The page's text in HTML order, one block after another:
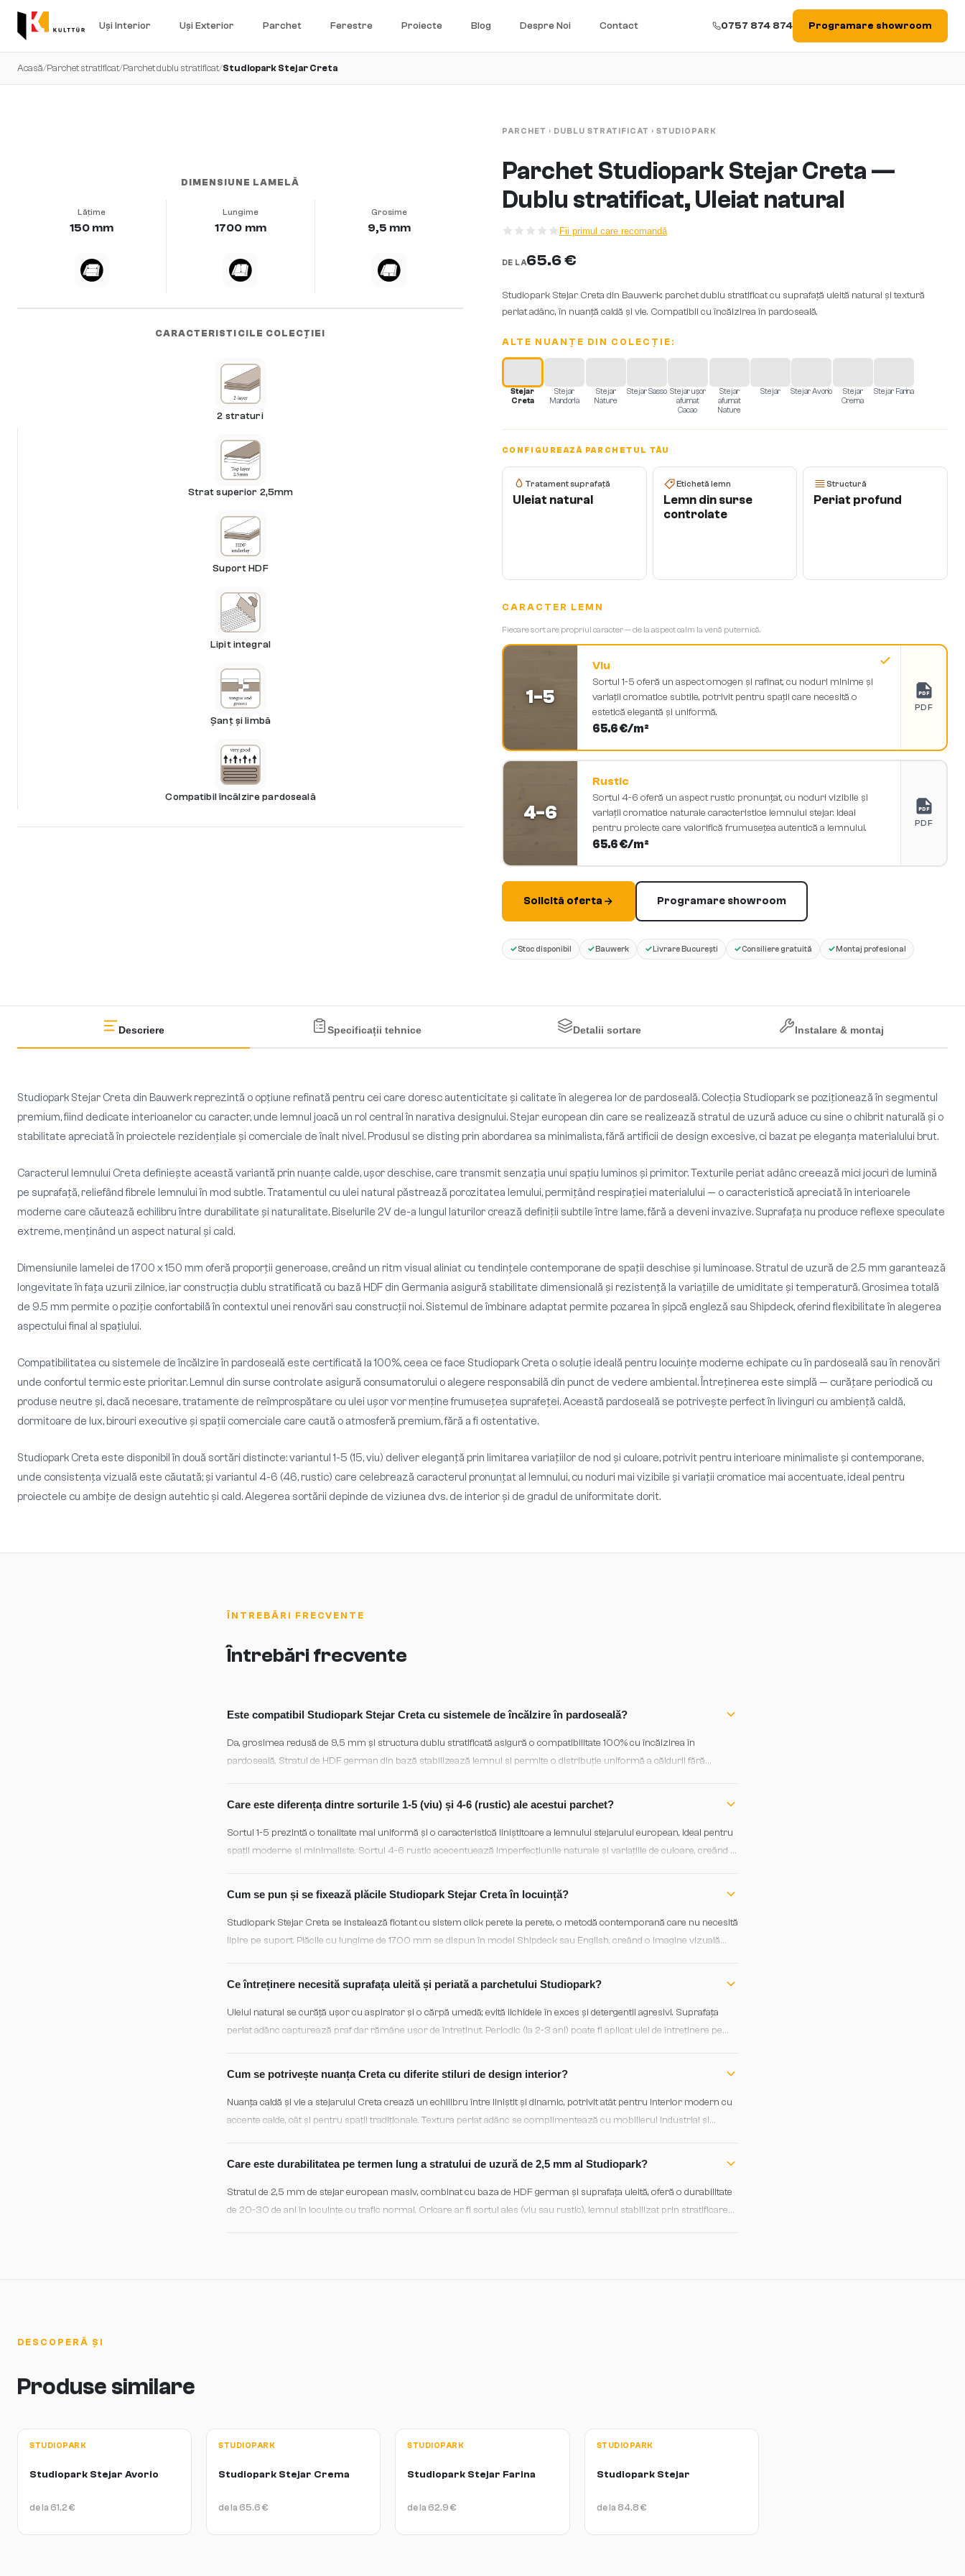
Uși Interior Uși Exterior Parchet Ferestre Proiecte Blog Despre Noi Contact 0757 874 874 Programare showroom
Acasă/Parchet stratificat/Parchet dublu stratificat/Studiopark Stejar Creta
DIMENSIUNE LAMELĂ
Lățime
150 mm
Lungime
1700 mm
Grosime
9,5 mm
CARACTERISTICILE COLECȚIEI
2 straturi
Strat superior 2,5mm
Suport HDF
Lipit integral
Șanț și limbă
Compatibil încălzire pardoseală
PARCHET › DUBLU STRATIFICAT › STUDIOPARK
Parchet Studiopark Stejar Creta —
Dublu stratificat, Uleiat natural
Fii primul care recomandă
DE LA65.6 €
Studiopark Stejar Creta din Bauwerk: parchet dublu stratificat cu suprafață uleită natural și textură
periat adânc, în nuanță caldă și vie. Compatibil cu încălzirea în pardoseală.
ALTE NUANȚE DIN COLECȚIE:
Stejar
Creta
Stejar
Mandorla
Stejar
Nature
Stejar Sasso Stejar ușor
afumat
Cacao
Stejar
afumat
Nature
Stejar Stejar Avorio
Stejar
Crema
Stejar Farina
CONFIGUREAZĂ PARCHETUL TĂU
Tratament suprafață
Uleiat natural
Etichetă lemn
Lemn din surse
controlate
Structură
Periat profund
CARACTER LEMN
Fiecare sort are propriul caracter — de la aspect calm la venă puternică.
1-5
Viu
Sortul 1-5 oferă un aspect omogen și rafinat, cu noduri minime și
variații cromatice subtile, potrivit pentru spații care necesită o
estetică elegantă și uniformă.
65.6€/m²
PDF
PDF
4-6
Rustic
Sortul 4-6 oferă un aspect rustic pronunțat, cu noduri vizibile și
variații cromatice naturale caracteristice lemnului stejar. Ideal
pentru proiecte care valorifică frumusețea autentică a lemnului.
65.6€/m²
PDF
PDF
Solicită oferta Programare showroom
✓Stoc disponibil ✓ Bauwerk ✓ Livrare București ✓Consiliere gratuită ✓ Montaj profesional
Descriere Specificații tehnice Detalii sortare Instalare & montaj
Studiopark Stejar Creta din Bauwerk reprezintă o opțiune refinată pentru cei care doresc autenticitate și calitate în alegerea lor de pardoseală. Colecția Studiopark se poziționează în segmentul
premium, fiind dedicate interioanelor cu caracter, unde lemnul joacă un rol central în narativa designului. Stejar european din care se realizează stratul de uzură aduce cu sine o chibrit naturală și o
stabilitate apreciată în proiectele rezidențiale și comerciale de înalt nivel. Produsul se disting prin abordarea sa minimalista, fără artificii de design excesive, ci bazat pe eleganța materialului brut.
Caracterul lemnului Creta definiește această variantă prin nuanțe calde, ușor deschise, care transmit senzația unui spațiu luminos și primitor. Texturile periat adânc creează mici jocuri de lumină
pe suprafață, reliefând fibrele lemnului în mod subtle. Tratamentul cu ulei natural păstrează porozitatea lemului, permițând respirației materialului — o caracteristică apreciată în interioarele
moderne care căutează echilibru între durabilitate și naturalitate. Biselurile 2V de-a lungul laturilor crează definiții subtile între lame, fără a deveni invazive. Suprafața nu produce reflexe speculate
extreme, menținând un aspect natural și cald.
Dimensiunile lamelei de 1700 x 150 mm oferă proporții generoase, creând un ritm visual aliniat cu tendințele contemporane de spații deschise și luminoase. Stratul de uzură de 2.5 mm garantează
longevitate în fața uzurii zilnice, iar construcția dublu stratificată cu bază HDF din Germania asigură stabilitate dimensională și rezistență la variațiile de umiditate și temperatură. Grosimea totală
de 9.5 mm permite o poziție confortabilă în contextul unei renovări sau construcții noi. Sistemul de îmbinare adaptat permite pozarea în șipcă engleză sau Shipdeck, oferind flexibilitate în alegerea
aspectului final al spațiului.
Compatibilitatea cu sistemele de încălzire în pardoseală este certificată la 100%, ceea ce face Studiopark Creta o soluție ideală pentru locuințe moderne echipate cu în pardoseală sau în renovări
unde confortul termic este prioritar. Lemnul din surse controlate asigură consumatorului o alegere responsabilă din punct de vedere ambiental. Întreținerea este simplă — curățare periodică cu
produse neutre și, dacă necesare, tratamente de reîmprospătare cu ulei ușor vor menține frumusețea suprafeței. Această pardoseală se potrivește perfect în livinguri cu ambiență caldă,
dormitoare de lux, birouri executive și spații comerciale care caută o atmosferă premium, fără a fi ostentative.
Studiopark Creta este disponibil în două sortări distincte: variantul 1-5 (15, viu) deliver eleganță prin limitarea variațiilor de nod și culoare, potrivit pentru interioare minimaliste și contemporane,
unde consistența vizuală este căutată; și variantul 4-6 (46, rustic) care celebrează caracterul pronunțat al lemnului, cu noduri mai vizibile și variații cromatice mai accentuate, ideal pentru
proiectele cu ambițe de design autehtic și cald. Alegerea sortării depinde de viziunea dvs. de interior și de gradul de uniformitate dorit.
ÎNTREBĂRI FRECVENTE
Întrebări frecvente
Este compatibil Studiopark Stejar Creta cu sistemele de încălzire în pardoseală?
Da, grosimea redusă de 9,5 mm și structura dublu stratificată asigură o compatibilitate 100% cu încălzirea în
pardoseală. Stratul de HDF german din bază stabilizează lemnul și permite o distribuție uniformă a căldurii fără
Care este diferența dintre sorturile 1-5 (viu) și 4-6 (rustic) ale acestui parchet?
Sortul 1-5 prezintă o tonalitate mai uniformă și o caracteristică liniștitoare a lemnului stejarului european, ideal pentru
spații moderne și minimaliste. Sortul 4-6 rustic acecentuează imperfecțiunile naturale și variațiile de culoare, creând o
Cum se pun și se fixează plăcile Studiopark Stejar Creta în locuință?
Studiopark Stejar Creta se instalează flotant cu sistem click perete la perete, o metodă contemporană care nu necesită
lipire pe suport. Plăcile cu lungime de 1700 mm se dispun în model Shipdeck sau English, creând o imagine vizuală
Ce întreținere necesită suprafața uleită și periată a parchetului Studiopark?
Uleiul natural se curăță ușor cu aspirator și o cărpă umedă; evită lichidele în exces și detergentii agresivi. Suprafața
periat adânc capturează praf dar rămâne ușor de întreținut. Periodic (la 2-3 ani) poate fi aplicat ulei de întreținere pe
Cum se potrivește nuanța Creta cu diferite stiluri de design interior?
Nuanța caldă și vie a stejarului Creta crează un echilibru între liniștit și dinamic, potrivit atât pentru interior modern cu
accente calde, cât și pentru spații tradiționale. Textura periat adânc se complimentează cu mobilierul industrial și
Care este durabilitatea pe termen lung a stratului de uzură de 2,5 mm al Studiopark?
Stratul de 2,5 mm de stejar european masiv, combinat cu baza de HDF german și suprafața uleită, oferă o durabilitate
de 20-30 de ani în locuințe cu trafic normal. Oricare ar fi sortul ales (viu sau rustic), lemnul stabilizat prin stratificare
DESCOPERĂ ȘI
Produse similare
STUDIOPARK
Studiopark Stejar Avorio
de la 61.2 €
STUDIOPARK
Studiopark Stejar Crema
de la 65.6 €
STUDIOPARK
Studiopark Stejar Farina
de la 62.9 €
STUDIOPARK
Studiopark Stejar
de la 84.8 €